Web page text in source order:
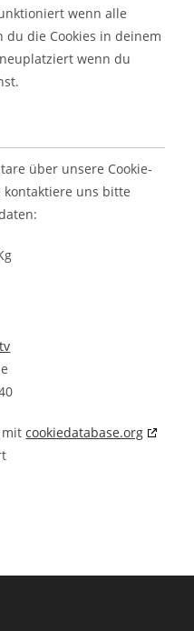
wenn alle
du die Cookies in deinem
wenn du
über unsere Cookie-
kontaktiere uns bitte
mitcookiedatabase.org